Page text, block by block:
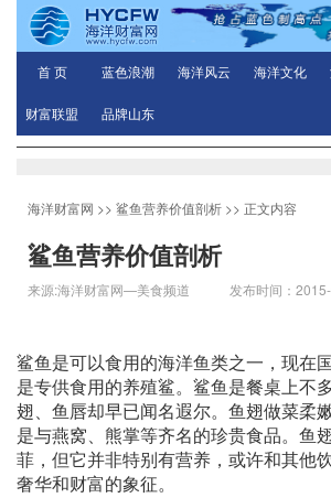
首 页 蓝色浪潮 海洋风云 海洋文化
财富联盟 品牌山东
海洋财富网 >> 鲨鱼营养价值剖析 >> 正文内容
鲨鱼营养价值剖析
来源:海洋财富网—美食频道 发布时间：2015-
鲨鱼是可以食用的海洋鱼类之一，现在
是专供食用的养殖鲨。鲨鱼是餐桌上不
翅、鱼唇却早已闻名遐尔。鱼翅做菜柔
是与燕窝、熊掌等齐名的珍贵食品。鱼
菲，但它并非特别有营养，或许和其他
奢华和财富的象征。